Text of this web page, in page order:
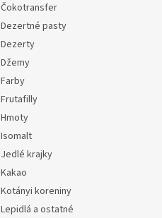
Čokotransfer
Dezertné pasty
Dezerty
Džemy
Farby
Frutafilly
Hmoty
Isomalt
Jedlé krajky
Kakao
Kotányi koreniny
Lepidlá a ostatné